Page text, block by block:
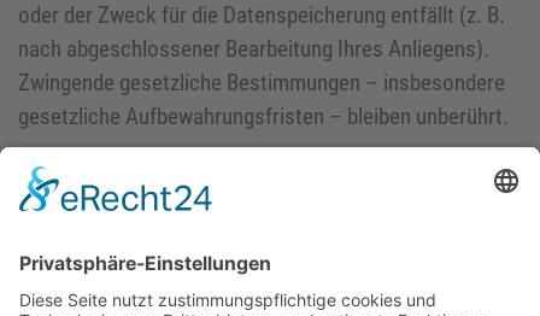
oder der Zweck für die Datenspeicherung entfällt (z. B.
nach abgeschlossener Bearbeitung Ihres Anliegens).
Zwingende gesetzliche Bestimmungen – insbesondere
gesetzliche Aufbewahrungsfristen – bleiben unberührt.
5. Plugins und Tools
Diese Website bindet Videos der Website YouTube ein.
Betreiber der Seiten ist die Google Ireland Limited